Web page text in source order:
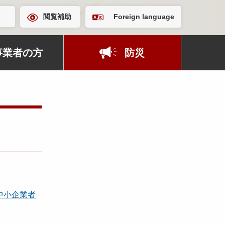
閲覧補助 Foreign language
業者の方 防災
小企業者